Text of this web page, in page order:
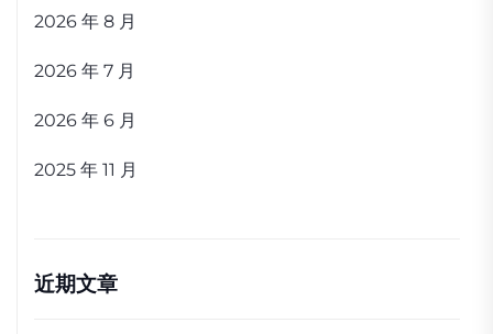
2026 年 8 月
2026 年 7 月
2026 年 6 月
2025 年 11 月
近期文章